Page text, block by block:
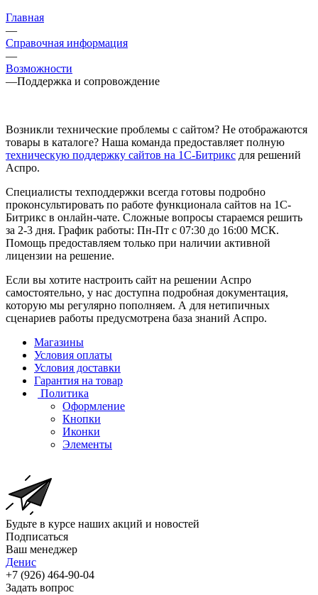
Главная
—
Справочная информация
—
Возможности
—Поддержка и сопровождение
Возникли технические проблемы с сайтом? Не отображаются
товары в каталоге? Наша команда предоставляет полную
техническую поддержку сайтов на 1С-Битрикс для решений
Аспро.
Специалисты техподдержки всегда готовы подробно
проконсультировать по работе функционала сайтов на 1С-
Битрикс в онлайн-чате. Сложные вопросы стараемся решить
за 2-3 дня. График работы: Пн-Пт с 07:30 до 16:00 МСК.
Помощь предоставляем только при наличии активной
лицензии на решение.
Если вы хотите настроить сайт на решении Аспро
самостоятельно, у нас доступна подробная документация,
которую мы регулярно пополняем. А для нетипичных
сценариев работы предусмотрена база знаний Аспро.
Магазины
Условия оплаты
Условия доставки
Гарантия на товар
Политика
Оформление
Кнопки
Иконки
Элементы
Будьте в курсе наших акций и новостей
Подписаться
Ваш менеджер
Денис
+7 (926) 464-90-04
Задать вопрос